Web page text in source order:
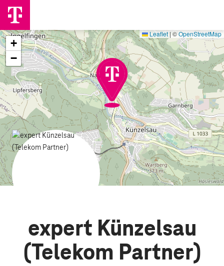
+
−
Leaflet|©OpenStreetMap
expert Künzelsau
(Telekom Partner)